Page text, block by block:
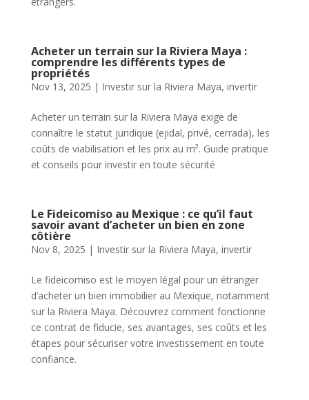
Acheter un terrain sur la Riviera Maya :
comprendre les différents types de
propriétés
Nov 13, 2025 | Investir sur la Riviera Maya, invertir
Acheter un terrain sur la Riviera Maya exige de
connaître le statut juridique (ejidal, privé, cerrada), les
coûts de viabilisation et les prix au m². Guide pratique
et conseils pour investir en toute sécurité
Le Fideicomiso au Mexique : ce qu’il faut
savoir avant d’acheter un bien en zone
côtière
Nov 8, 2025 | Investir sur la Riviera Maya, invertir
Le fideicomiso est le moyen légal pour un étranger
d’acheter un bien immobilier au Mexique, notamment
sur la Riviera Maya. Découvrez comment fonctionne
ce contrat de fiducie, ses avantages, ses coûts et les
étapes pour sécuriser votre investissement en toute
confiance.